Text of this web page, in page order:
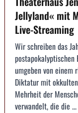
Jellyland« mit
Live-Streaming
Wir schreiben das
postapokalyptischen
umgeben von einem
Diktatur mit
Mehrheit der
verwandelt, die die ...